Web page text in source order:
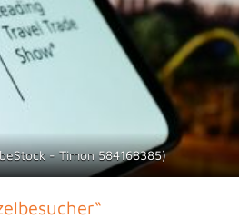
- Timon 584168385)